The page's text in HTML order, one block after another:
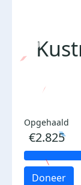
Opgehaald
€2.825
Doneer